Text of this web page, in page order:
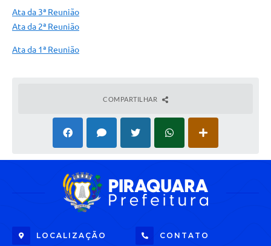
Ata da 3ª Reunião
Ata da 2ª Reunião
Ata da 1ª Reunião
COMPARTILHAR
LOCALIZAÇÃO CONTATO